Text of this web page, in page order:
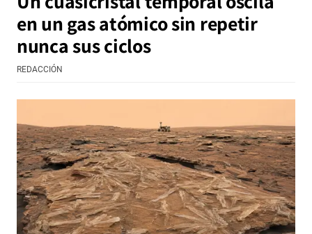
en un gas atómico sin repetir
nunca sus ciclos
REDACCIÓN